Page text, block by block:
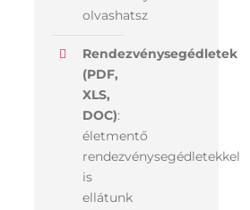
olvashatsz
Rendezvénysegédletek
(PDF,
XLS,
DOC):
életmentő
rendezvénysegédletekkel
is
ellátunk